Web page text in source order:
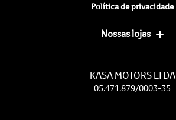
Política de privacidade
Nossas lojas
KASA MOTORS LTDA
05.471.879/0003-35